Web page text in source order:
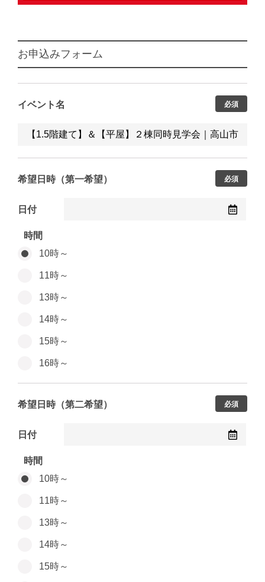
お申込みフォーム
イベント名 必須
希望日時（第一希望） 必須
日付
時間
10時～
11時～
13時～
14時～
15時～
16時～
希望日時（第二希望） 必須
日付
時間
10時～
11時～
13時～
14時～
15時～